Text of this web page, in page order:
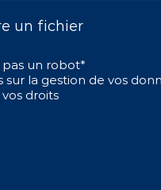
un fichier
pas un robot*
sur la gestion de vos
droits